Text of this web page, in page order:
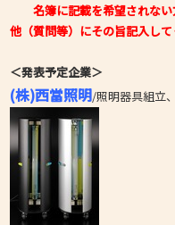
名簿に記載を希望されな
他（質問等）にその旨記入して
＜発表予定企業＞
(株)西當照明/照明器具組立